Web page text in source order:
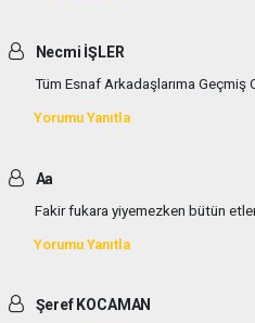
Necmi İŞLER
Tüm Esnaf Arkadaşlarıma Geçmiş
Yorumu Yanıtla
Aa
Fakir fukara yiyemezken bütün
Yorumu Yanıtla
Şeref KOCAMAN